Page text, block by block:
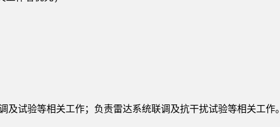
试验等相关工作；负责雷达系统联调及抗干扰试验等相关工作。